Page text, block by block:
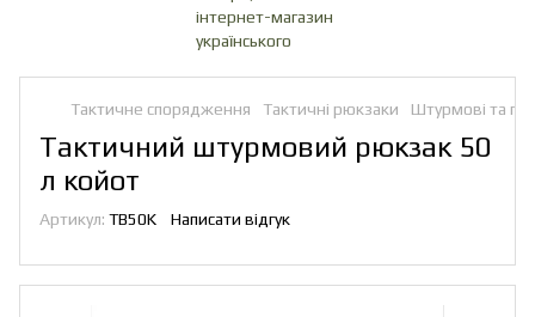
Тактичне спорядження Тактичні рюкзаки Штурмові та
Тактичний штурмовий рюкзак 50
л койот
Артикул: TB50K Написати відгук